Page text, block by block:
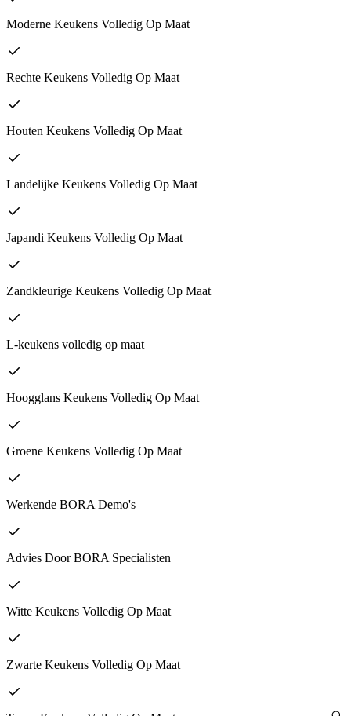
Moderne Keukens Volledig Op Maat
Rechte Keukens Volledig Op Maat
Houten Keukens Volledig Op Maat
Landelijke Keukens Volledig Op Maat
Japandi Keukens Volledig Op Maat
Zandkleurige Keukens Volledig Op Maat
L-keukens volledig op maat
Hoogglans Keukens Volledig Op Maat
Groene Keukens Volledig Op Maat
Werkende BORA Demo's
Advies Door BORA Specialisten
Witte Keukens Volledig Op Maat
Zwarte Keukens Volledig Op Maat